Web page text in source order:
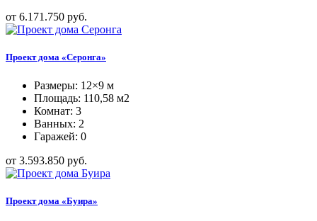
от 6.171.750 руб.
Проект дома «Серонга»
Размеры: 12×9 м
Площадь: 110,58 м2
Комнат: 3
Ванных: 2
Гаражей: 0
от 3.593.850 руб.
Проект дома «Буира»